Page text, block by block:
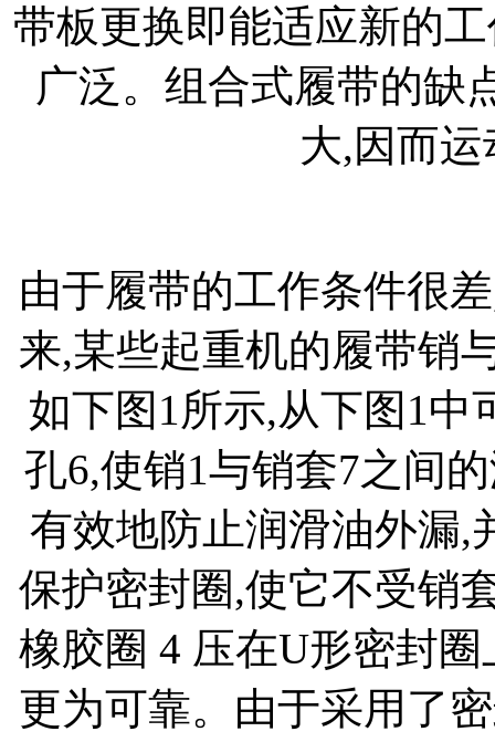
带板更换即能适应新的
广泛。组合式履带的缺
大,因而
由于履带的工作条件很
来,某些起重机的履带销
如下图1所示,从下图1
孔6,使销1与销套7之间
有效地防止润滑油外漏,
保护密封圈,使它不受销
橡胶圈 4 压在U形密封
更为可靠。由于采用了